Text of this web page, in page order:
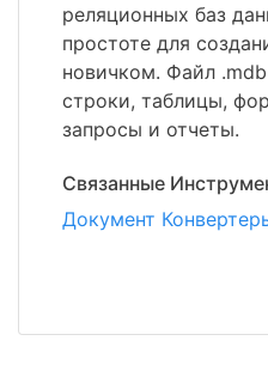
реляционных баз
простоте для
новичком. Файл
строки, таблицы,
запросы и отчеты.
Связанные
Документ